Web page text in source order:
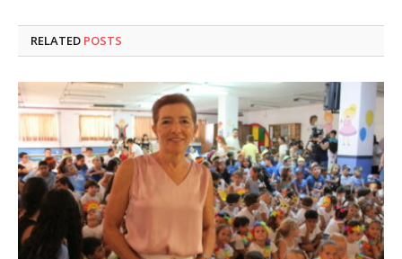
RELATED POSTS